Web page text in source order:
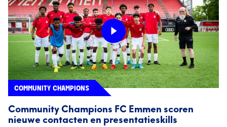
Community Champions FC Emmen scoren
nieuwe contacten en presentatieskills
COMMUNITY CHAMPIONS